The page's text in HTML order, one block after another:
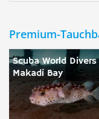
Premium-
Scuba World Divers
Makadi Bay